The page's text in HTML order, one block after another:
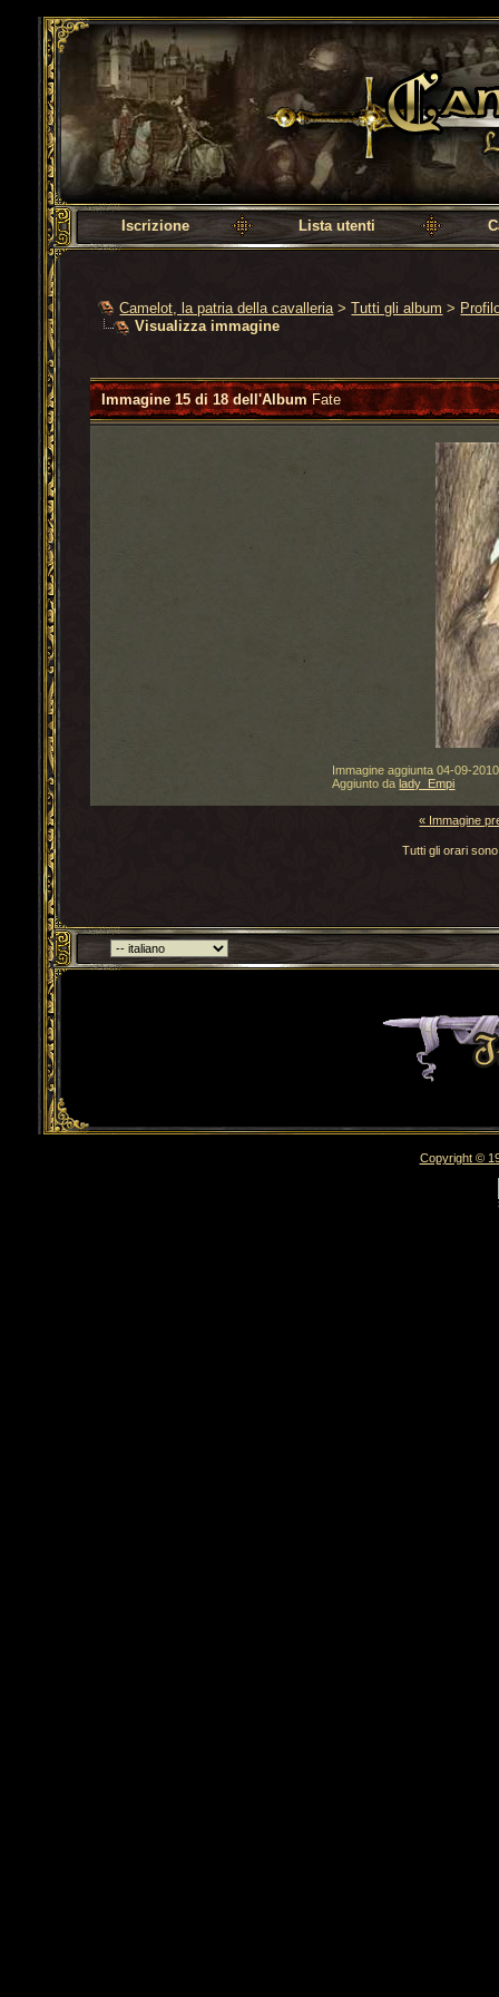
Camelot, la patria della cavalleria
Iscrizione Lista utenti
Camelot, la patria della cavalleria >Tutti gli album >
Visualizza immagine
Immagine 15 di 18 dell'AlbumFate
Immagine aggiunta 04-09-
Aggiunto dalady_Empi
« Immagine
Tutti gli orari
Torna indietro
Copyright ©